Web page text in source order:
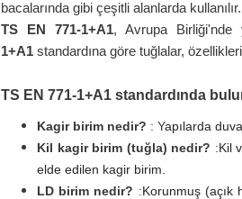
bacalarında gibi çeşitli alanlarda kullanılır.
TS EN 771-1+A1, Avrupa Birliği'nde
1+A1 standardına göre tuğlalar,
TS EN 771-1+A1 standardında
Kagir birim nedir? : Yapılarda
Kil kagir birim (tuğla) nedir? :Kil
elde edilen kagir birim.
LD birim nedir? :Korunmuş (açık